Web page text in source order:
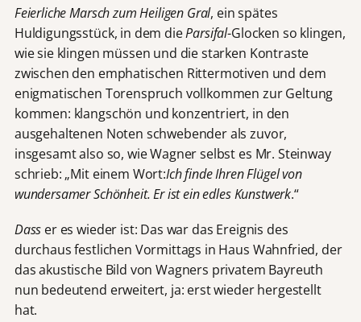
Feierliche Marsch zum Heiligen Gral, ein spätes
Huldigungsstück, in dem dieParsifal-Glocken so klingen,
wie sie klingen müssen und die starken Kontraste
zwischen den emphatischen Rittermotiven und dem
enigmatischen Torenspruch vollkommen zur Geltung
kommen: klangschön und konzentriert, in den
ausgehaltenen Noten schwebender als zuvor,
insgesamt also so, wie Wagner selbst es Mr. Steinway
schrieb: „Mit einem Wort:Ich finde Ihren Flügel von
wundersamer Schönheit. Er ist ein edles Kunstwerk.“
Dass er es wieder ist: Das war das Ereignis des
durchaus festlichen Vormittags in Haus Wahnfried, der
das akustische Bild von Wagners privatem Bayreuth
nun bedeutend erweitert, ja: erst wieder hergestellt
hat.